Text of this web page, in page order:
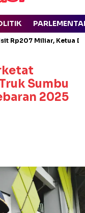
Rp207 Miliar, Ketua
Sumbu
2025